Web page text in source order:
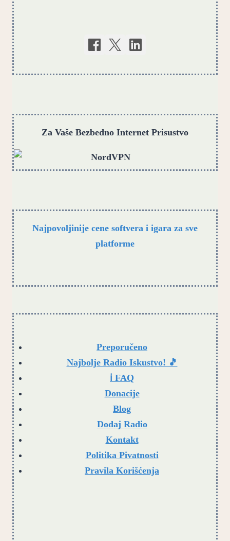
Za Vaše Bezbedno Internet Prisustvo
Najpovoljinije cene softvera i igara za sve
platforme
Preporučeno
Najbolje Radio Iskustvo! 🎵
ℹ️ FAQ
Donacije
Blog
Dodaj Radio
Kontakt
Politika Pivatnosti
Pravila Korišćenja